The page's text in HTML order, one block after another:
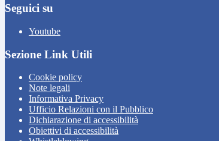
Seguici su
Youtube
Sezione Link Utili
Cookie policy
Note legali
Informativa Privacy
Ufficio Relazioni con il Pubblico
Dichiarazione di accessibilità
Obiettivi di accessibilità